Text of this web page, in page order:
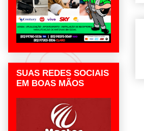
SUAS REDES SOCIAIS
EM BOAS MÃOS